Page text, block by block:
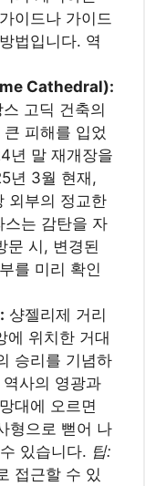
이드나 가이드
법입니다. 역
Cathedral):
고딕 건축의
피해를 입었
년 말 재개장을
년 3월 현재,
외부의 정교한
스는 감탄을 자
문 시, 변경된
를 미리 확인
샹젤리제 거리
에 위치한 거대
승리를 기념하
사의 영광과
대에 오르면
형으로 뻗어 나
있습니다. 팁:
접근할 수 있